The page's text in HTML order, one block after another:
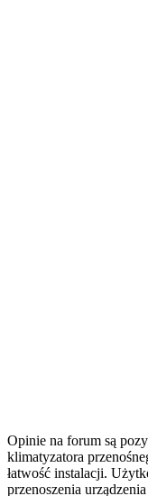
Opinie na forum są
klimatyzatora
łatwość instalacji.
przenoszenia